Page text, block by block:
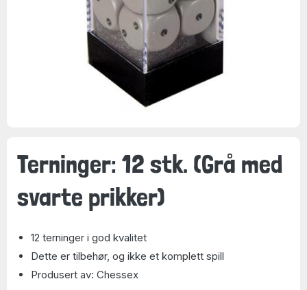
Terninger: 12 stk. (Grå med
svarte prikker)
12 terninger i god kvalitet
Dette er tilbehør, og ikke et komplett spill
Produsert av: Chessex